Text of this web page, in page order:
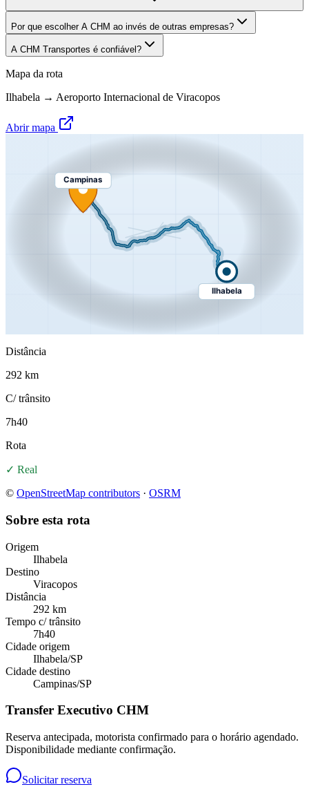
Por que escolher A CHM ao invés de outras empresas?
A CHM Transportes é confiável?
Mapa da rota
Ilhabela → Aeroporto Internacional de Viracopos
Abrir mapa
Ilhabela
Campinas
Distância
292 km
C/ trânsito
7h40
Rota
✓ Real
© OpenStreetMap contributors · OSRM
Sobre esta rota
Origem
Ilhabela
Destino
Viracopos
Distância
292 km
Tempo c/ trânsito
7h40
Cidade origem
Ilhabela/SP
Cidade destino
Campinas/SP
Transfer Executivo CHM
Reserva antecipada, motorista confirmado para o horário agendado.
Disponibilidade mediante confirmação.
Solicitar reserva